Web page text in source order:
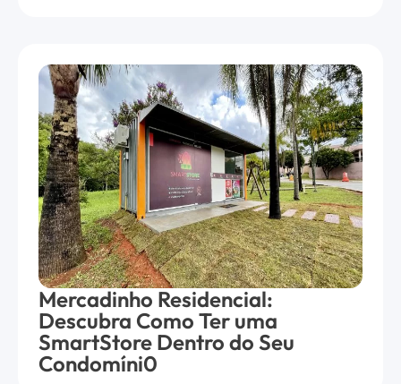
Mercadinho Residencial:
Descubra Como Ter uma
SmartStore Dentro do Seu
Condomíni0